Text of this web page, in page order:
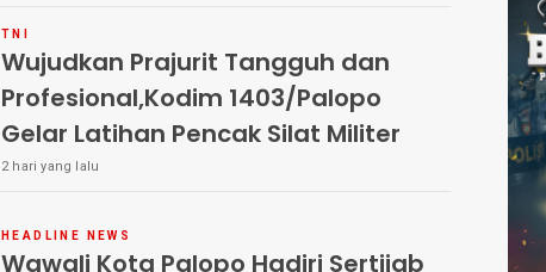
TNI
Wujudkan Prajurit Tangguh dan
Profesional,Kodim 1403/Palopo
Gelar Latihan Pencak Silat Militer
2 hari yang lalu
HEADLINE NEWS
Wawali Kota Palopo Hadiri Sertijab